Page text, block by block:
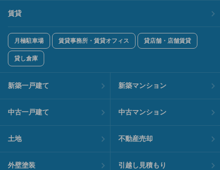
賃貸
月極駐車場 賃貸事務所・賃貸オフィス 貸店舗・店舗賃貸
貸し倉庫
新築一戸建て 新築マンション
中古一戸建て 中古マンション
土地 不動産売却
外壁塗装 引越し見積もり